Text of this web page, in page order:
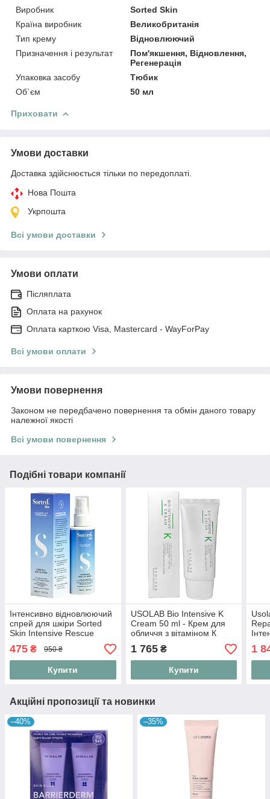
Виробник
Sorted Skin
Країна виробник
Великобританія
Тип крему
Відновлюючий
Призначення і результат
Пом'якшення, Відновлення,
Регенерація
Упаковка засобу
Тюбик
Об`єм
50 мл
Приховати
Умови доставки
Доставка здійснюється тільки по передоплаті.
Нова Пошта
Укрпошта
Всі умови доставки
Умови оплати
Післяплата
Оплата на рахунок
Оплата карткою Visa, Mastercard - WayForPay
Всі умови оплати
Умови повернення
Законом не передбачено повернення та обмін даного товару
належної якості
Всі умови повернення
Подібні товари компанії
Інтенсивно відновлюючий
спрей для шкіри Sorted
Skin Intensive Rescue
Spray 100 ml
475 ₴ 950 ₴
Купити
USOLAB Bio Intensive K
Cream 50 ml - Крем для
обличчя з вітаміном К
1 765₴
Купити
1
Акційні пропозиції та новинки
–40% –35%